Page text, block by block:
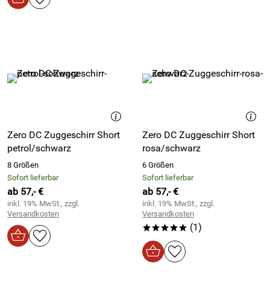
Zero DC Zuggeschirr Short
petrol/schwarz
8 Größen
Sofort lieferbar
ab 57,- €
inkl. 19% MwSt., zzgl.
Versandkosten
Zero DC Zuggeschirr Short
rosa/schwarz
6 Größen
Sofort lieferbar
ab 57,- €
inkl. 19% MwSt., zzgl.
Versandkosten
***** (1)